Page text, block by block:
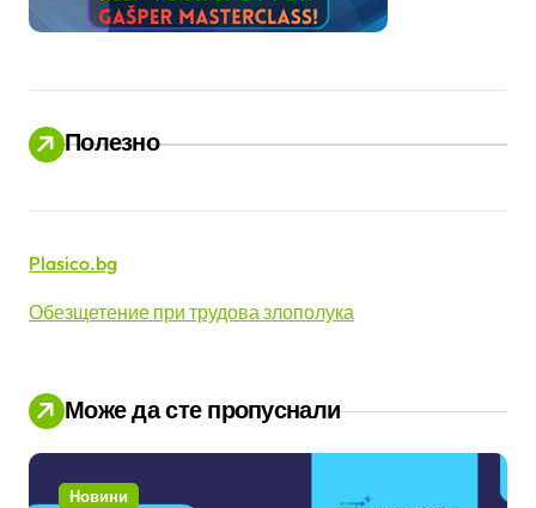
Полезно
Plasico.bg
Обезщетение при трудова злополука
Може да сте пропуснали
Новини